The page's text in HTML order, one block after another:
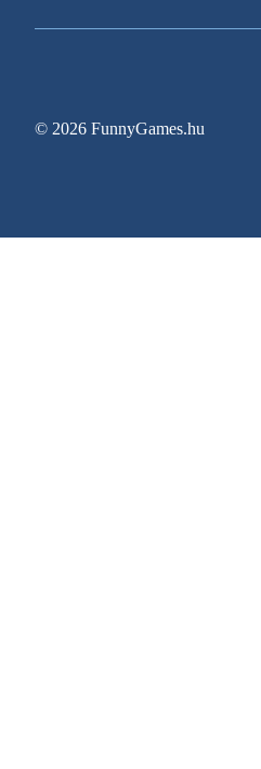
© 2026 FunnyGames.hu
Adatvédelem